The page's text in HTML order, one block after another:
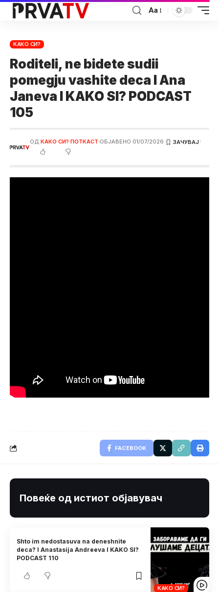
Аа
КАКО СИ?
Roditeli, ne bidete sudii
pomegju vashite deca I Ana
Janeva I KAKO SI? PODCAST
105
ОД:КАКО СИ? ПОТКАСТ ОБЈАВЕНО 01/07/2026
FACEBOOK
Повеќе од истиот објавувач
КАКО СИ?
Shto im nedostasuva na deneshnite
deca? I Anastasija Andreeva I KAKO SI?
PODCAST 110